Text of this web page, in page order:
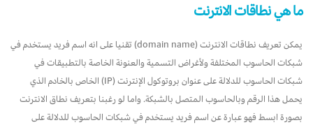
ما هي نطاقات الانترنت
يمكن تعريف نطاقات الانترنت (domain name) تقنيا على انه اسم فريد يستخدم في
شبكات الحاسوب المختلفة ولأغراض التسمية والعنونة الخاصة بالتطبيقات في
شبكات الحاسوب للدلالة على عنوان بروتوكول الإنترنت (IP) الخاص بالخادم الذي
يحمل هذا الرقم وبالحاسوب المتصل بالشبكة. واما لو رغبنا بتعريف نطاق الانترنت
بصورة ابسط فهو عبارة عن اسم فريد يستخدم في شبكات الحاسوب للدلالة على